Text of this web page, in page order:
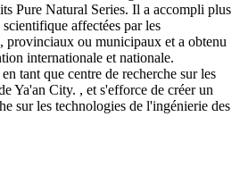
Pure Natural Series. Il a accompli plus
affectées par les
provinciaux ou municipaux et a obtenu
internationale et nationale.
tant que centre de recherche sur les
Ya'an City. , et s'efforce de créer un
sur les technologies de l'ingénierie des